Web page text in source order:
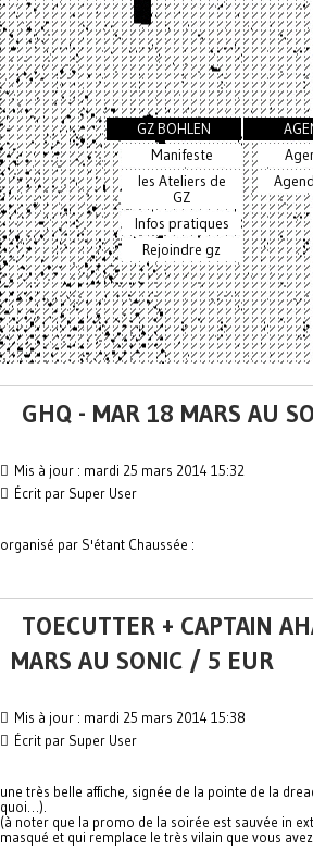
GZ BOHLEN
Manifeste
les Ateliers de
GZ
Infos pratiques
Rejoindre gz
GHQ - MAR 18 MARS AU
Mis à jour : mardi 25 mars 2014 15:32
Écrit par Super User
organisé par S'étant Chaussée :
TOECUTTER + CAPTAIN
MARS AU SONIC / 5 EUR
Mis à jour : mardi 25 mars 2014 15:38
Écrit par Super User
une très belle affiche, signée de la pointe de la
quoi…).
(à noter que la promo de la soirée est sauvée in
masqué et qui remplace le très vilain que vous